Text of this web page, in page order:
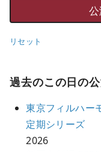
リセット
過去のこの日の
東京フィルハー
定期シリーズ
2026